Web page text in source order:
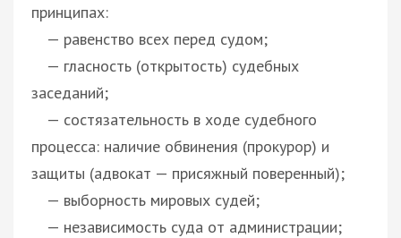
принципах:
— равенство всех перед судом;
— гласность (открытость) судебных
заседаний;
— состязательность в ходе судебного
процесса: наличие обвинения (прокурор) и
защиты (адвокат — присяжный поверенный);
— выборность мировых судей;
— независимость суда от администрации;